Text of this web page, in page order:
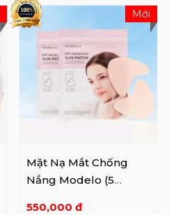
Mặt Nạ Mắt Chống
Nắng Modelo (5
550,000 đ
Mới